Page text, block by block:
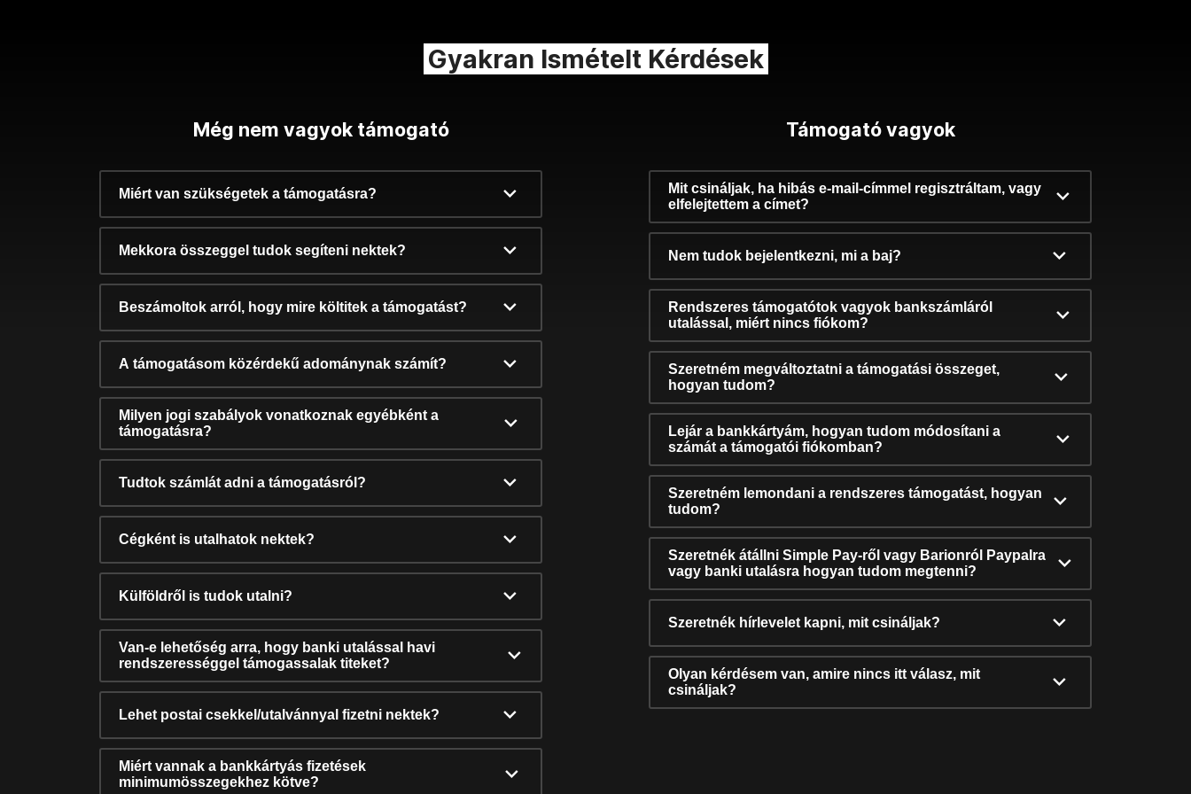
Gyakran Ismételt Kérdések
Még nem vagyok támogató
Miért van szükségetek a támogatásra?
Mekkora összeggel tudok segíteni nektek?
Beszámoltok arról, hogy mire költitek a támogatást?
A támogatásom közérdekű adománynak számít?
Milyen jogi szabályok vonatkoznak egyébként a
támogatásra?
Tudtok számlát adni a támogatásról?
Cégként is utalhatok nektek?
Külföldről is tudok utalni?
Van-e lehetőség arra, hogy banki utalással havi
rendszerességgel támogassalak titeket?
Lehet postai csekkel/utalvánnyal fizetni nektek?
Miért vannak a bankkártyás fizetések
minimumösszegekhez kötve?
Támogató vagyok
Mit csináljak, ha hibás e-mail-címmel regisztráltam, vagy
elfelejtettem a címet?
Nem tudok bejelentkezni, mi a baj?
Rendszeres támogatótok vagyok bankszámláról
utalással, miért nincs fiókom?
Szeretném megváltoztatni a támogatási összeget,
hogyan tudom?
Lejár a bankkártyám, hogyan tudom módosítani a
számát a támogatói fiókomban?
Szeretném lemondani a rendszeres támogatást, hogyan
tudom?
Szeretnék átállni Simple Pay-ről vagy Barionról Paypalra
vagy banki utalásra hogyan tudom megtenni?
Szeretnék hírlevelet kapni, mit csináljak?
Olyan kérdésem van, amire nincs itt válasz, mit
csináljak?